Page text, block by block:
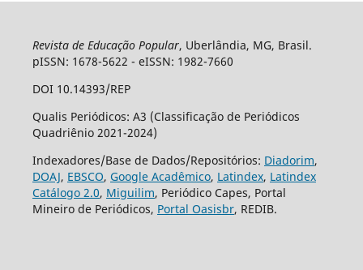
Revista de Educação Popular, Uberlândia, MG, Brasil.
pISSN: 1678-5622 - eISSN: 1982-7660
DOI 10.14393/REP
Qualis Periódicos: A3 (Classificação de Periódicos
Quadriênio 2021-2024)
Indexadores/Base de Dados/Repositórios: Diadorim,
DOAJ, EBSCO, Google Acadêmico, Latindex, Latindex
Catálogo 2.0, Miguilim, Periódico Capes, Portal
Mineiro de Periódicos, Portal Oasisbr, REDIB.